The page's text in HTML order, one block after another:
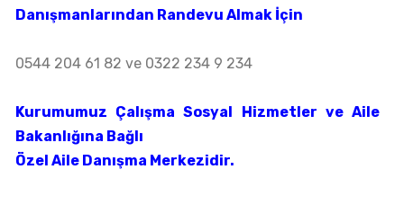
Danışmanlarından Randevu Almak İçin
0544 204 61 82 ve 0322 234 9 234
Kurumumuz Çalışma Sosyal Hizmetler ve Aile
Bakanlığına Bağlı
Özel Aile Danışma Merkezidir.